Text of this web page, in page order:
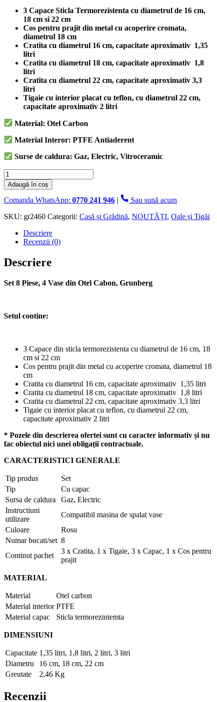
3 Capace Sticla Termorezistenta cu diametrul de 16 cm,
18 cm si 22 cm
Cos pentru prajit din metal cu acoperire cromata,
diametrul 18 cm
Cratita cu diametrul 16 cm, capacitate aproximativ 1,35
litri
Cratita cu diametrul 18 cm, capacitate aproximativ 1,8
litri
Cratita cu diametrul 22 cm, capacitate aproximativ 3,3
litri
Tigaie cu interior placat cu teflon, cu diametrul 22 cm,
capacitate aproximativ 2 litri
Material: Otel Carbon
Material Interor: PTFE Antiaderent
Surse de caldura: Gaz, Electric, Vitroceramic
Cantitate
Set
8
Piese,
Vase
Otel
Carbon,
Adaugă în coș
Comanda WhatsApp: 0770 241 946 |
Sau sună acum
SKU: gr2460 Categorii: Casă și Grădină, NOUTĂȚI, Oale și Tigăi
Descriere
Recenzii (0)
Descriere
Set 8 Piese, 4 Vase din Otel Cabon, Grunberg
Setul contine:
3 Capace din sticla termorezistenta cu diametrul de 16 cm, 18
cm si 22 cm
Cos pentru prajit din metal cu acoperire cromata, diametrul 18
cm
Cratita cu diametrul 16 cm, capacitate aproximativ 1,35 litri
Cratita cu diametrul 18 cm, capacitate aproximativ 1,8 litri
Cratita cu diametrul 22 cm, capacitate aproximativ 3,3 litri
Tigaie cu interior placat cu teflon, cu diametrul 22 cm,
capacitate aproximativ 2 litri
* Pozele din descrierea ofertei sunt cu caracter informativ și nu
fac obiectul nici unei obligații contractuale.
CARACTERISTICI GENERALE
Tip produs
Set
Tip
Cu capac
Sursa de caldura
Gaz, Electric
Instructiuni
utilizare
Compatibil masina de spalat vase
Culoare
Rosu
Numar bucati/set 8
Continut pachet
3 x Cratita, 1 x Tigaie, 3 x Capac, 1 x Cos pentru
prajit
MATERIAL
Material
Otel carbon
Material interior PTFE
Material capac
Sticla termorezintemta
DIMENSIUNI
Capacitate 1,35 litri, 1,8 litri, 2 litri, 3 litri
Diametru
16 cm, 18 cm, 22 cm
Greutate
2,46 Kg
Recenzii